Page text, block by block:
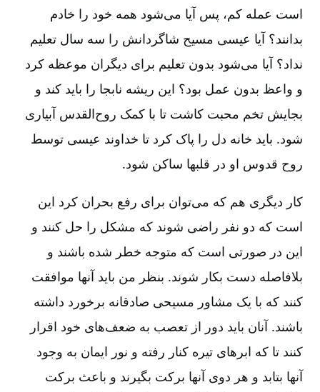
است عمله کم‌، پس آیا می‌شود همه خود را خادم
بدانند؟ آیا عیسی مسیح شاگردانش را سه سال تعلیم
نداد؟ آیا می‌شود بدون تعلیم برای دیگران موعظه کرد
و واعظ بدون عمل بود؟ این ریشه نابجا را باید کند و
بجایش تخم محبت کاشت تا با کمک روح‌القدس آبیاری
شود. باید خانه دل را پاک کرد تا خداوند عیسی توسط
روح قدوس او در قلبها ساکن شود.
کار دیگری هم که می‌توان برای رفع بحران کرد این
است که دو نفر راضی شوند که مشکل را حل کنند و
این در صورتی است که متوجه خطر شده باشند و
بلافاصله دست بکار شوند. بنظر من باید آنها موافقت
کنند که با یک مشاور مسیحی صادقانه برخورد داشته
باشند. آنان باید دور از تعصب به ضعف‌های خود اقرار
کنند تا که ابرهای تیره کنار رفته و نور ایمان به وجود
آنها بتابد و هر دوی آنها برکت بگیرند و باعث برکت